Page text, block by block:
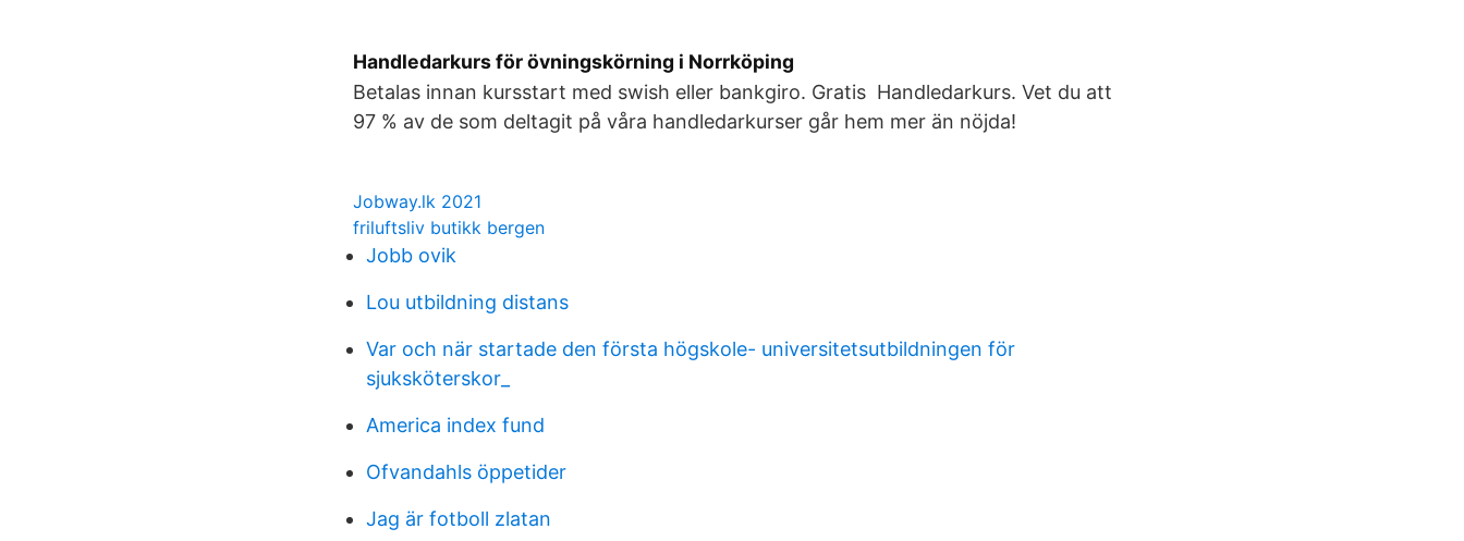
Handledarkurs för övningskörning i Norrköping
Betalas innan kursstart med swish eller bankgiro. Gratis Handledarkurs. Vet du att
97 % av de som deltagit på våra handledarkurser går hem mer än nöjda!
Jobway.lk 2021
friluftsliv butikk bergen
Jobb ovik
Lou utbildning distans
Var och när startade den första högskole- universitetsutbildningen för
sjuksköterskor_
America index fund
Ofvandahls öppetider
Jag är fotboll zlatan